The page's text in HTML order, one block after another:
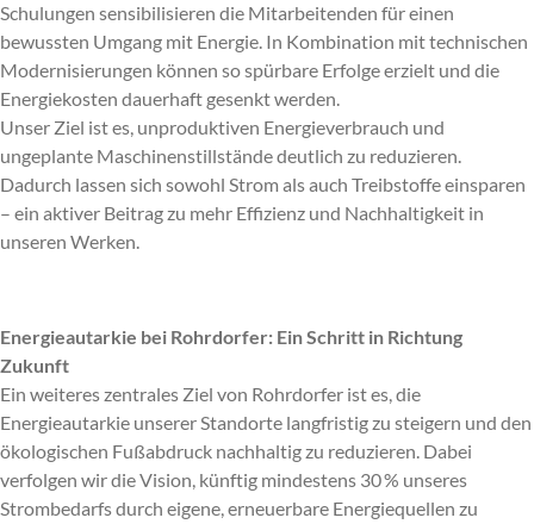
Schulungen sensibilisieren die Mitarbeitenden für einen
bewussten Umgang mit Energie. In Kombination mit technischen
Modernisierungen können so spürbare Erfolge erzielt und die
Energiekosten dauerhaft gesenkt werden.
Unser Ziel ist es, unproduktiven Energieverbrauch und
ungeplante Maschinenstillstände deutlich zu reduzieren.
Dadurch lassen sich sowohl Strom als auch Treibstoffe einsparen
– ein aktiver Beitrag zu mehr Effizienz und Nachhaltigkeit in
unseren Werken.
Energieautarkie bei Rohrdorfer: Ein Schritt in Richtung
Zukunft
Ein weiteres zentrales Ziel von Rohrdorfer ist es, die
Energieautarkie unserer Standorte langfristig zu steigern und den
ökologischen Fußabdruck nachhaltig zu reduzieren. Dabei
verfolgen wir die Vision, künftig mindestens 30 % unseres
Strombedarfs durch eigene, erneuerbare Energiequellen zu